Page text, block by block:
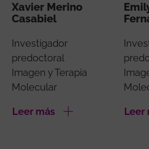
Xavier Merino
Casabiel
Investigador
predoctoral
Imagen y Terapia
Molecular
Leer más Leer